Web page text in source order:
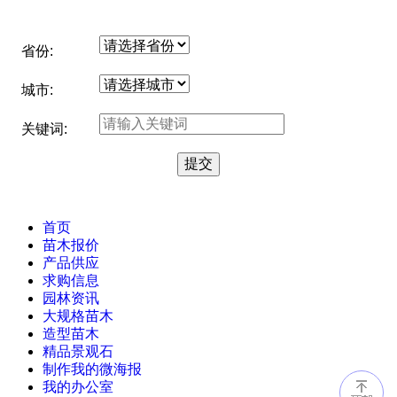
省份:
城市:
关键词:
首页
苗木报价
产品供应
求购信息
园林资讯
大规格苗木
造型苗木
精品景观石
制作我的微海报
我的办公室